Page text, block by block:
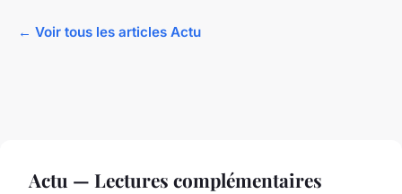
← Voir tous les articles Actu
Actu — Lectures complémentaires